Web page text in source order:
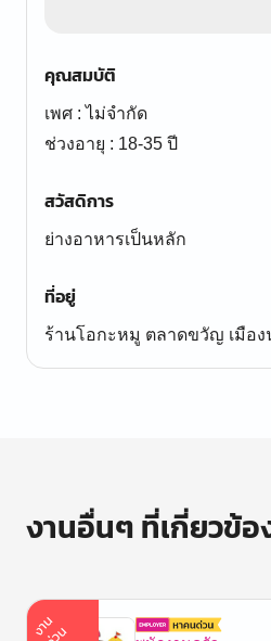
คุณสมบัติ
เพศ : ไม่จำกัด
ช่วงอายุ : 18-35 ปี
สวัสดิการ
ย่างอาหารเป็นหลัก
ที่อยู่
ร้านโอกะหมู ตลาดขวัญ เมือ
งานอื่นๆ ที่เกี่ยวข้อ
า
น
ด่
ว